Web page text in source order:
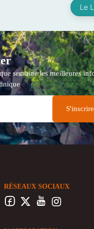
Le
semaine les meilleures
RÉSEAUX SOCIAUX